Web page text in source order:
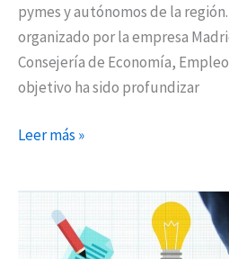
pymes y autónomos de la
organizado por la empresa
Consejería de Economía,
objetivo ha sido profundizar
Leer más »
asesora